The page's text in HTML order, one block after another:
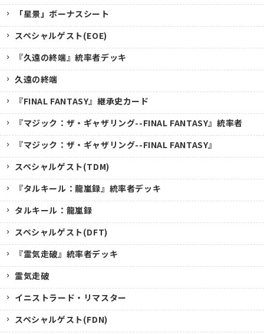
「星景」ボーナスシート
スペシャルゲスト(EOE)
『久遠の終端』統率者デッキ
久遠の終端
『FINAL FANTASY』継承史カード
『マジック：ザ・ギャザリング--FINAL FANTASY』統率者
『マジック：ザ・ギャザリング--FINAL FANTASY』
スペシャルゲスト(TDM)
『タルキール：龍嵐録』統率者デッキ
タルキール：龍嵐録
スペシャルゲスト(DFT)
『霊気走破』統率者デッキ
霊気走破
イニストラード・リマスター
スペシャルゲスト(FDN)